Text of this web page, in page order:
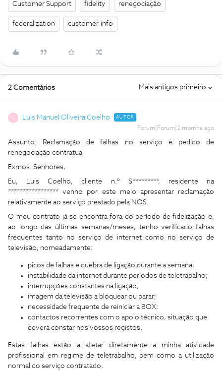
Customer Support fidelity renegociação
federalization customer-info
2 Comentários Mais antigos primeiro
Luis Manuel Oliveira Coelho AUTOR
Forum|Forum|2 months ago
Assunto: Reclamação de falhas no serviço e pedido de
renegociação contratual
Exmos. Senhores,
Eu, Luis Coelho, cliente n.º S*********, residente na
***************** venho por este meio apresentar reclamação
relativamente ao serviço prestado pela NOS.
O meu contrato já se encontra fora do período de fidelização e,
ao longo das últimas semanas/meses, tenho verificado falhas
frequentes tanto no serviço de internet como no serviço de
televisão, nomeadamente:
picos de falhas e quebra de ligação durante a semana;
instabilidade da internet durante períodos de teletrabalho;
interrupções constantes na ligação;
imagem da televisão a bloquear ou parar;
necessidade frequente de reiniciar a BOX;
contactos recorrentes com o apoio técnico, situação que
deverá constar nos vossos registos.
Estas falhas estão a afetar diretamente a minha atividade
profissional em regime de teletrabalho, bem como a utilização
normal do serviço contratado.